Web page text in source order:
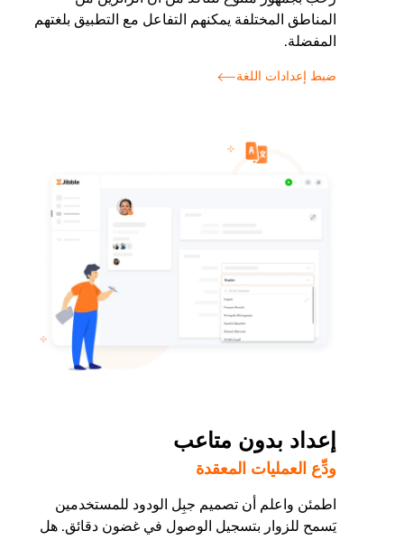
المناطق المختلفة يمكنهم التفاعل مع التطبيق بلغتهم
المفضلة.
ضبط إعدادات اللغة
إعداد بدون متاعب
ودِّع العمليات المعقدة
اطمئن واعلم أن تصميم جبِل الودود للمستخدمين
يَسمح للزوار بتسجيل الوصول في غضون دقائق. هل